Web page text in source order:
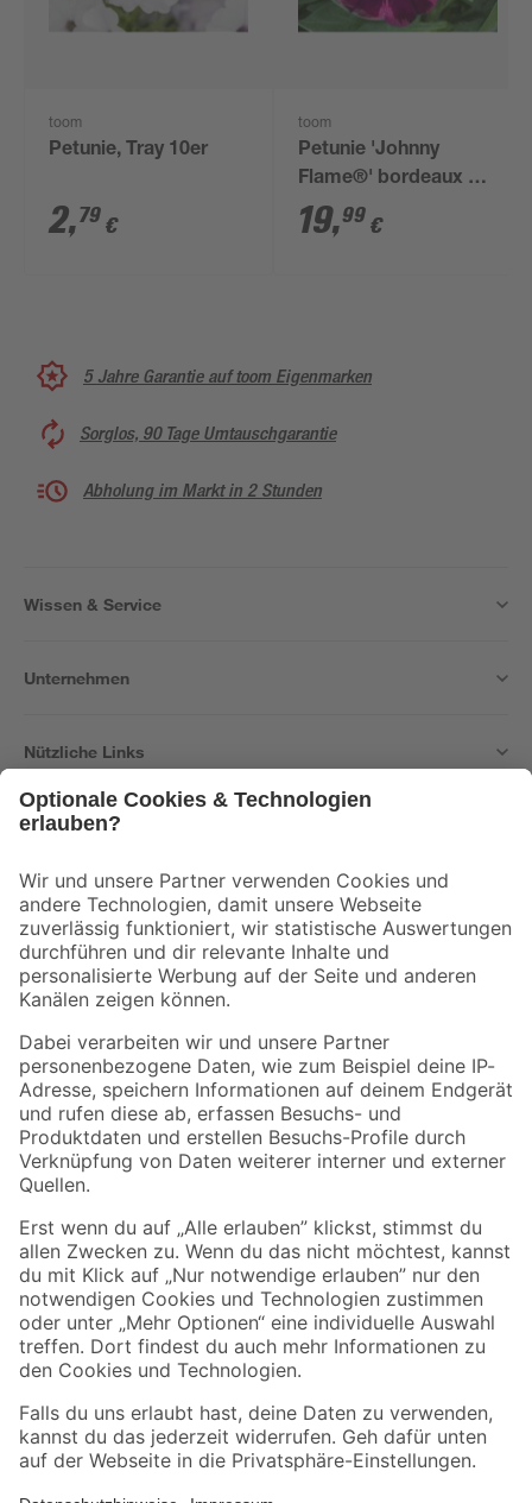
toom
Petunie, Tray 10er
2,79 €
toom
Petunie 'Johnny
Flame®' bordeaux 27
cm Wasserspeicher-
Ampeltopf
19,99 €
5 Jahre Garantie auf toom Eigenmarken
Sorglos, 90 Tage Umtauschgarantie
Abholung im Markt in 2 Stunden
Wissen & Service
Unternehmen
Nützliche Links
Der toom Newsletter: Keine Angebote und Aktionen mehr verpassen!
Zur Newsletter Anmeldung
Folge uns
Zahlungsarten Versandarten
Sicher einkaufen
Jetzt die toom-App herunterladen
Alle Preisangaben in EUR inkl. gesetzl. MwSt.. Die dargestellten Angebote sind unter
Umständen nicht in allen Märkten verfügbar. Die angegebenen Verfügbarkeiten beziehen
Produkte nur solange der Vorrat reicht.